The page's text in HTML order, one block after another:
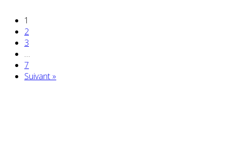
1
2
3
…
7
Suivant »